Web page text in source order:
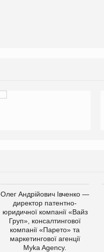
Олег Андрійович Івченко —
директор патентно-
юридичної компанії «Вайз
Груп», консалтингової
компанії «Парето» та
маркетингової агенції
Myka Agency.